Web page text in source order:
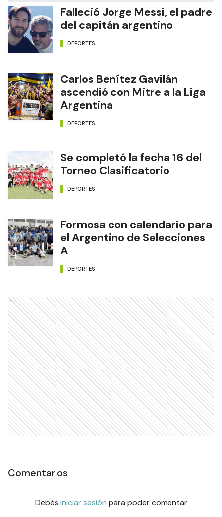
Falleció Jorge Messi, el padre
del capitán argentino
DEPORTES
Carlos Benítez Gavilán
ascendió con Mitre a la Liga
Argentina
DEPORTES
Se completó la fecha 16 del
Torneo Clasificatorio
DEPORTES
Formosa con calendario para
el Argentino de Selecciones
A
DEPORTES
Ads
Comentarios
Debés iniciar sesión para poder comentar